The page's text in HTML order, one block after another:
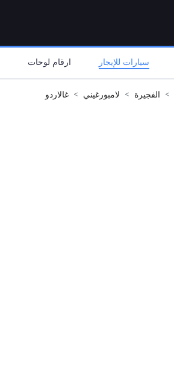
سيارات للإيجار ارقام لوحات
الفجيرة لامبورغيني غالاردو